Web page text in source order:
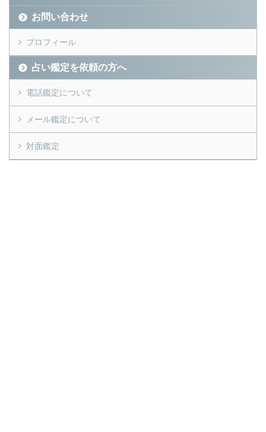
お問い合わせ
プロフィール
占い鑑定を依頼の方へ
電話鑑定について
メール鑑定について
対面鑑定